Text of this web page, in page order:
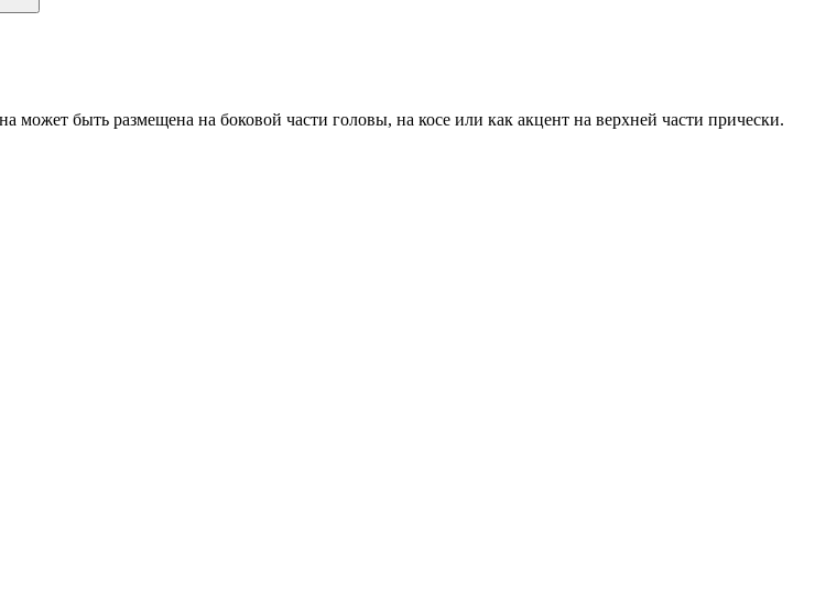
может быть размещена на боковой части головы, на косе или как акцент на верхней части прически.